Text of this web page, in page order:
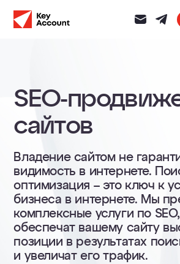
SEO-
сайтов
Владение сайтом не
видимость в интернете.
оптимизация – это ключ к
бизнеса в интернете. Мы
комплексные услуги по
обеспечат вашему сайту
позиции в результатах
и увеличат его трафик.